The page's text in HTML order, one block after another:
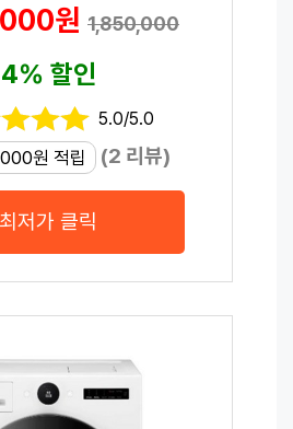
원 1,850,000
4% 할인
5.0/5.0
원 적립 (2 리뷰)
최저가 클릭